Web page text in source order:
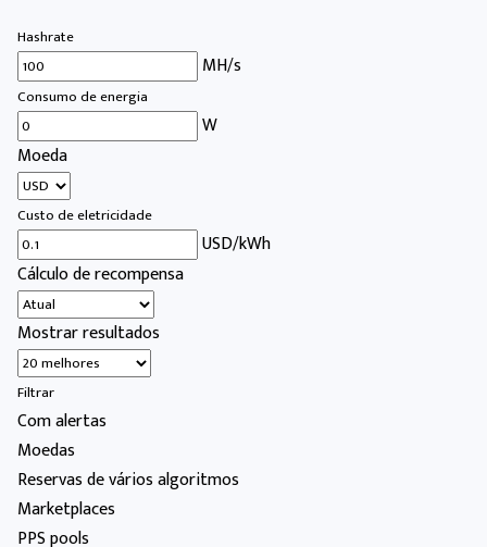
Hashrate
MH/s
Consumo de energia
W
Moeda
Custo de eletricidade
USD/kWh
Cálculo de recompensa
Mostrar resultados
Filtrar
Com alertas
Moedas
Reservas de vários algoritmos
Marketplaces
PPS pools